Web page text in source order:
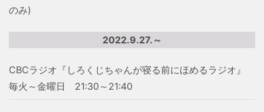
のみ)
2022.9.27.～
CBCラジオ『しろくじちゃんが寝る前にほめるラジオ』
毎火～金曜日 21:30～21:40